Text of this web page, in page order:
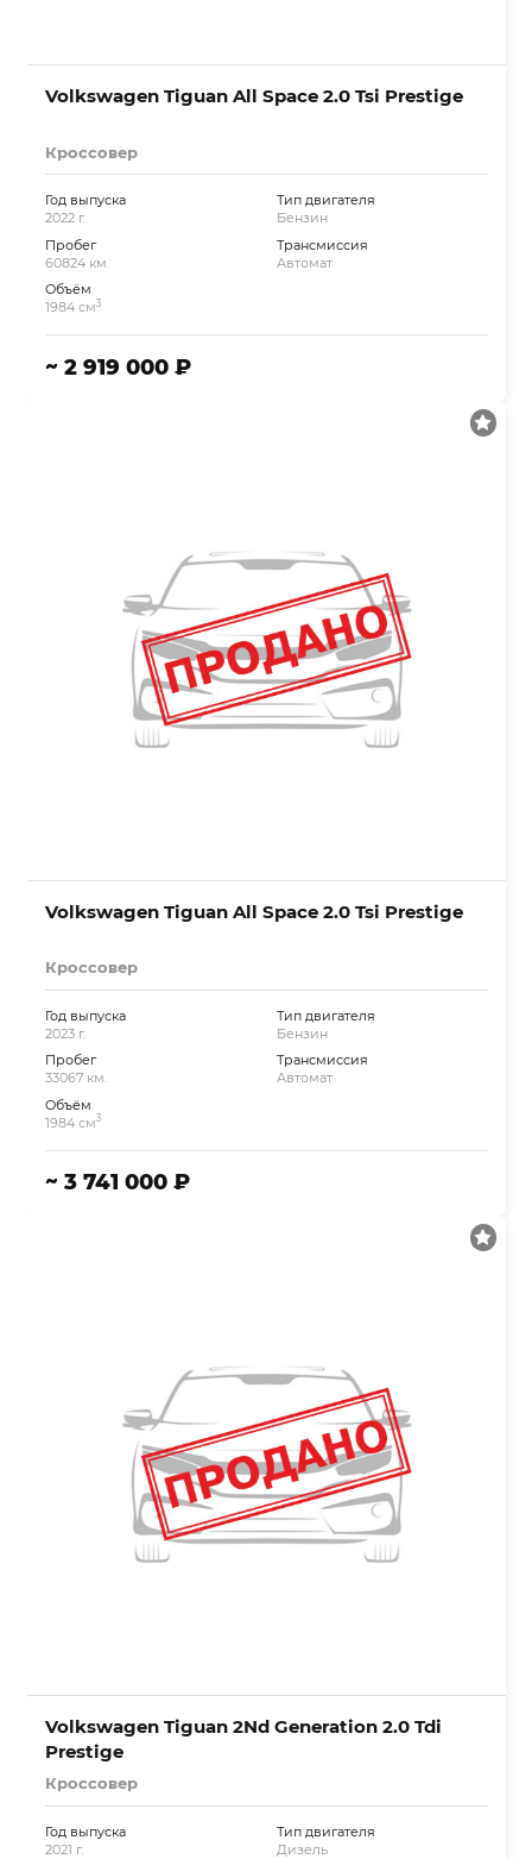
Volkswagen Tiguan All Space 2.0 Tsi Prestige
Кроссовер
Год выпуска
2022 г.
Пробег
60824 км.
Объём
1984 см3
Тип двигателя
Бензин
Трансмиссия
Автомат
~ 2 919 000 ₽
Volkswagen Tiguan All Space 2.0 Tsi Prestige
Кроссовер
Год выпуска
2023 г.
Пробег
33067 км.
Объём
1984 см3
Тип двигателя
Бензин
Трансмиссия
Автомат
~ 3 741 000 ₽
Volkswagen Tiguan 2Nd Generation 2.0 Tdi
Prestige
Кроссовер
Год выпуска
2021 г.
Тип двигателя
Дизель